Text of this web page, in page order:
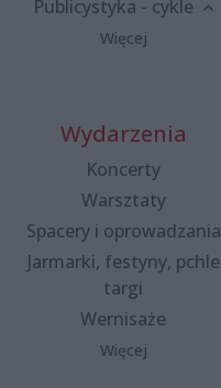
Publicystyka - cykle
Więcej
Wydarzenia
Koncerty
Warsztaty
Spacery i oprowadzania
Jarmarki, festyny, pchle
targi
Wernisaże
Więcej